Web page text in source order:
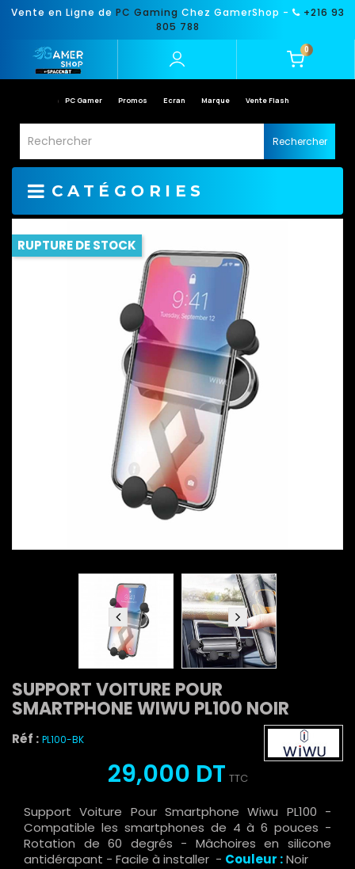
Vente en Ligne de PC Gaming Chez GamerShop -
+216 93
805 788
0
PC Gamer Promos Ecran Marque Vente Flash
Rechercher
CATÉGORIES
RUPTURE DE STOCK
SUPPORT VOITURE POUR
SMARTPHONE WIWU PL100 NOIR
Réf : PL100-BK
29,000 DT TTC
Support Voiture Pour Smartphone Wiwu PL100 -
Compatible les smartphones de 4 à 6 pouces -
Rotation de 60 degrés - Mâchoires en silicone
antidérapant - Facile à installer - Couleur :Noir